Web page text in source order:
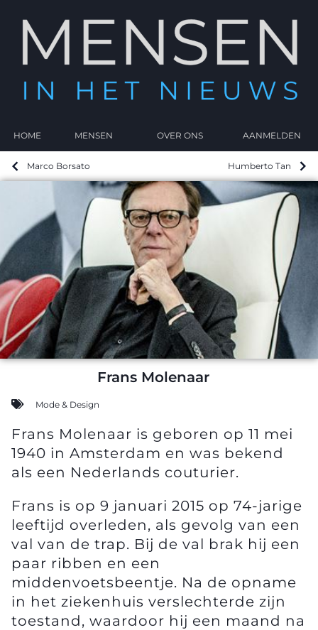
HOME MENSEN OVER ONS AANMELDEN
Marco Borsato Humberto Tan
Frans Molenaar is geboren op 11 mei
1940 in Amsterdam en was bekend
als een Nederlands couturier.
Frans is op 9 januari 2015 op 74-jarige
leeftijd overleden, als gevolg van een
val van de trap. Bij de val brak hij een
paar ribben en een
middenvoetsbeentje. Na de opname
in het ziekenhuis verslechterde zijn
toestand, waardoor hij een maand na
Frans Molenaar
Mode & Design